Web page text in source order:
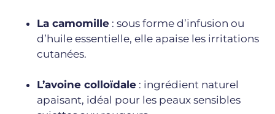
La camomille : sous forme d’infusion ou
d’huile essentielle, elle apaise les irritations
cutanées.
L’avoine colloïdale : ingrédient naturel
apaisant, idéal pour les peaux sensibles